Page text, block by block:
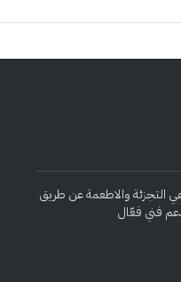
التجزئة والاطعمة عن طريق
فني فعّال